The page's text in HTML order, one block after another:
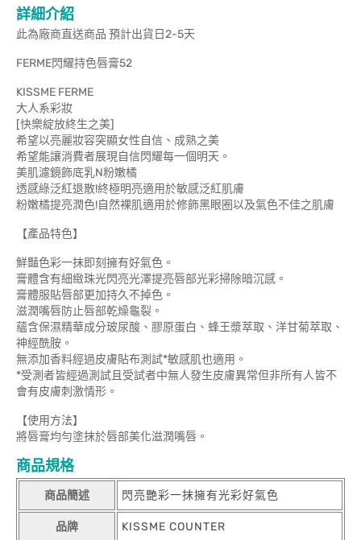
詳細介紹
此為廠商直送商品 預計出貨日2-5天
FERME閃耀持色唇膏52
KISSME FERME
大人系彩妝
[快樂綻放終生之美]
希望以亮麗妝容突顯女性自信、成熟之美
希望能讓消費者展現自信閃耀每一個明天。
美肌濾鏡飾底乳N粉嫩橘
透感綠泛紅退散!終極明亮適用於敏感泛紅肌膚
粉嫩橘提亮潤色!自然裸肌適用於修飾黑眼圈以及氣色不佳之肌膚
【產品特色】
鮮豔色彩一抹即刻擁有好氣色。
膏體含有細緻珠光閃亮光澤提亮唇部光彩掃除暗沉感。
膏體服貼唇部更加持久不掉色。
滋潤嘴唇防止唇部乾燥龜裂。
蘊含保濕精華成分玻尿酸、膠原蛋白、蜂王漿萃取、洋甘菊萃取、
神經酰胺。
無添加香料經過皮膚貼布測試*敏感肌也適用。
*受測者皆經過測試且受試者中無人發生皮膚異常但非所有人皆不
會有皮膚刺激情形。
【使用方法】
將唇膏均勻塗抹於唇部美化滋潤嘴唇。
商品規格
商品簡述 閃亮艷彩一抹擁有光彩好氣色
品牌 KISSME COUNTER